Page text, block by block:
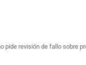
pide revisión de fallo sobre